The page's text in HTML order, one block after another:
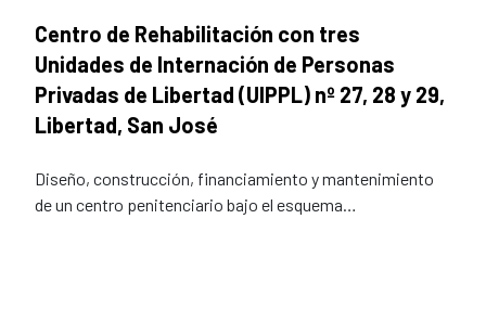
Centro de Rehabilitación con tres
Unidades de Internación de Personas
Privadas de Libertad (UIPPL) nº 27, 28 y 29,
Libertad, San José
Diseño, construcción, financiamiento y mantenimiento
de un centro penitenciario bajo el esquema…